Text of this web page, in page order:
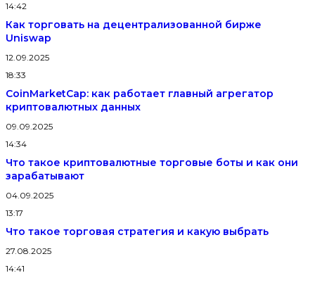
14:42
Как торговать на децентрализованной бирже
Uniswap
12.09.2025
18:33
CoinMarketCap: как работает главный агрегатор
криптовалютных данных
09.09.2025
14:34
Что такое криптовалютные торговые боты и как они
зарабатывают
04.09.2025
13:17
Что такое торговая стратегия и какую выбрать
27.08.2025
14:41